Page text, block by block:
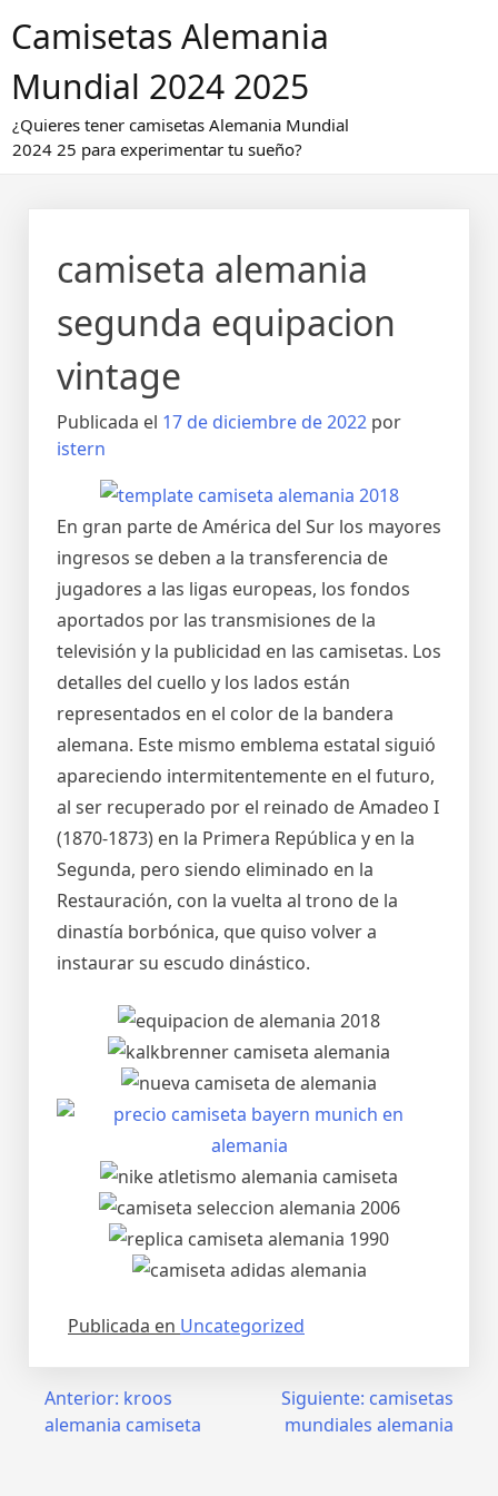
alCamisetas Alemania
Mundial 2024 2025
¿Quieres tener camisetas Alemania Mundial
2024 25 para experimentar tu sueño?
camiseta alemania
segunda equipacion
vintage
Publicada el 17 de diciembre de 2022 por
istern
En gran parte de América del Sur los mayores
ingresos se deben a la transferencia de
jugadores a las ligas europeas, los fondos
aportados por las transmisiones de la
televisión y la publicidad en las camisetas. Los
detalles del cuello y los lados están
representados en el color de la bandera
alemana. Este mismo emblema estatal siguió
apareciendo intermitentemente en el futuro,
al ser recuperado por el reinado de Amadeo I
(1870-1873) en la Primera República y en la
Segunda, pero siendo eliminado en la
Restauración, con la vuelta al trono de la
dinastía borbónica, que quiso volver a
instaurar su escudo dinástico.
Publicada en Uncategorized
Navegación
Anterior: kroos
alemania camiseta
Siguiente: camisetas
mundiales alemania